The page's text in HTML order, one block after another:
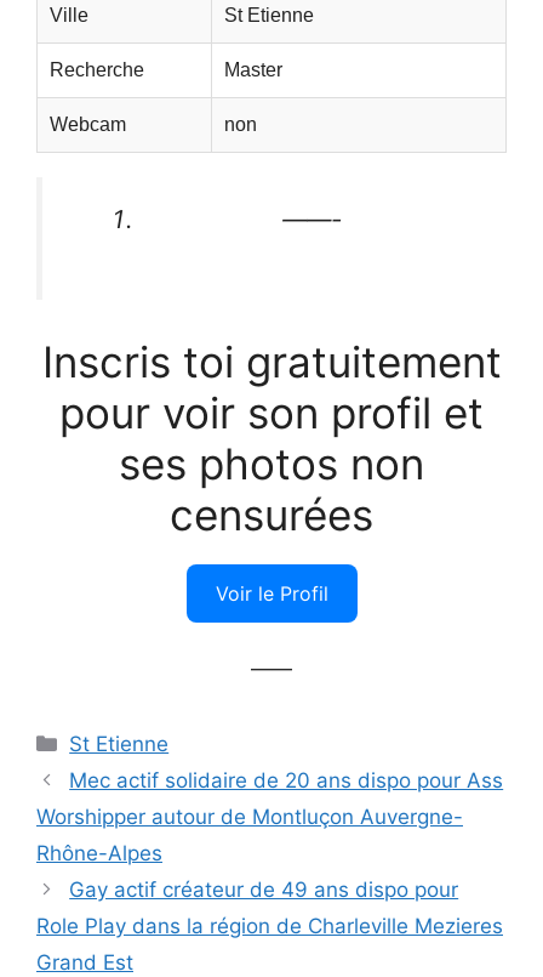
Ville St Etienne
Recherche Master
Webcam non
——-
Inscris toi gratuitement
pour voir son profil et
ses photos non
censurées
Voir le Profil
——
Catégories
St Etienne
Mec actif solidaire de 20 ans dispo pour Ass
Worshipper autour de Montluçon Auvergne-
Rhône-Alpes
Gay actif créateur de 49 ans dispo pour
Role Play dans la région de Charleville Mezieres
Grand Est